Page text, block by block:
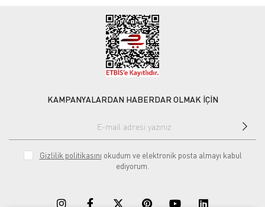
KAMPANYALARDAN HABERDAR OLMAK İÇİN
Gizlilik politikasını okudum ve elektronik posta almayı kabul
ediyorum.